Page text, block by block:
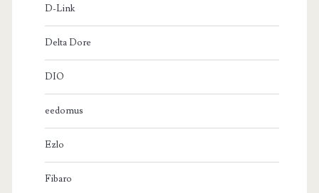
D-Link
Delta Dore
DIO
eedomus
Ezlo
Fibaro